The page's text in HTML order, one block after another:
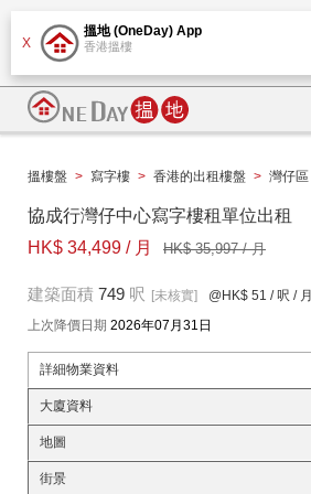
X
搵地 (OneDay) App
香港搵樓
搵樓盤 > 寫字樓 > 香港的出租樓盤 > 灣仔區
協成行灣仔中心寫字樓租單位出租
HK$ 34,499 / 月
HK$ 35,997 / 月
建築面積 749 呎 [未核實] @HK$ 51 / 呎 / 月
上次降價日期 2026年07月31日
詳細物業資料
大廈資料
地圖
街景